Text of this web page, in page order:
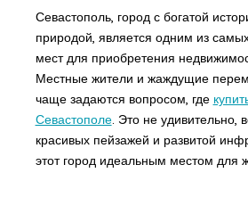
Севастополь, город с богатой
природой, является одним из
мест для приобретения
Местные жители и жаждущие
чаще задаются вопросом, где
Севастополе. Это не удивительно,
красивых пейзажей и развитой
этот город идеальным местом для